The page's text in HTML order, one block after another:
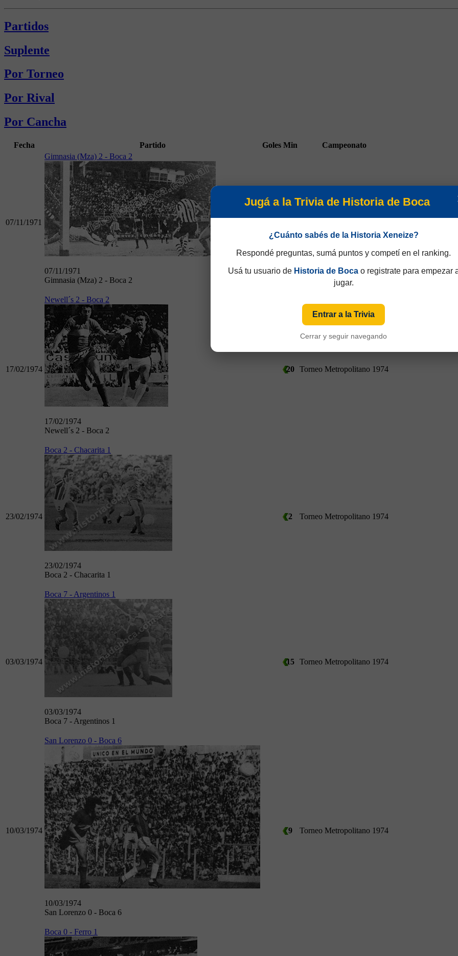
Partidos
Suplente
Por Torneo
Por Rival
Por Cancha
Fecha Partido Goles Min Campeonato
07/11/1971
Gimnasia (Mza) 2 - Boca 2
07/11/1971
Gimnasia (Mza) 2 - Boca 2
17/02/1974
Newell´s 2 - Boca 2
17/02/1974
Newell´s 2 - Boca 2
20 Torneo Metropolitano 1974
23/02/1974
Boca 2 - Chacarita 1
23/02/1974
Boca 2 - Chacarita 1
2 Torneo Metropolitano 1974
03/03/1974
Boca 7 - Argentinos 1
03/03/1974
Boca 7 - Argentinos 1
15 Torneo Metropolitano 1974
10/03/1974
San Lorenzo 0 - Boca 6
10/03/1974
San Lorenzo 0 - Boca 6
9 Torneo Metropolitano 1974
Boca 0 - Ferro 1
Jugá a la Trivia de Historia de Boca
¿Cuánto sabés de la Historia Xeneize?
Respondé preguntas, sumá puntos y competí en el ranking.
Usá tu usuario de Historia de Bocao registrate para empezar
jugar.
Entrar a la Trivia
Cerrar y seguir navegando